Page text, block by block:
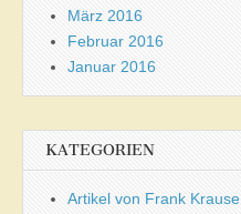
März 2016
Februar 2016
Januar 2016
KATEGORIEN
Artikel von Frank Krause